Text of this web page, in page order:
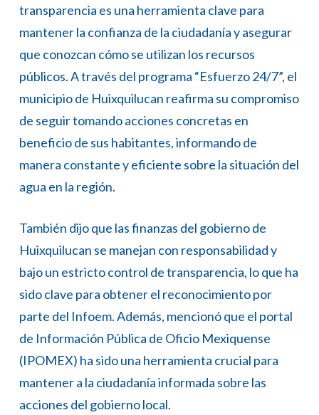
transparencia es una herramienta clave para
mantener la confianza de la ciudadanía y asegurar
que conozcan cómo se utilizan los recursos
públicos. A través del programa “Esfuerzo 24/7”, el
municipio de Huixquilucan reafirma su compromiso
de seguir tomando acciones concretas en
beneficio de sus habitantes, informando de
manera constante y eficiente sobre la situación del
agua en la región.
También dijo que las finanzas del gobierno de
Huixquilucan se manejan con responsabilidad y
bajo un estricto control de transparencia, lo que ha
sido clave para obtener el reconocimiento por
parte del Infoem. Además, mencionó que el portal
de Información Pública de Oficio Mexiquense
(IPOMEX) ha sido una herramienta crucial para
mantener a la ciudadanía informada sobre las
acciones del gobierno local.